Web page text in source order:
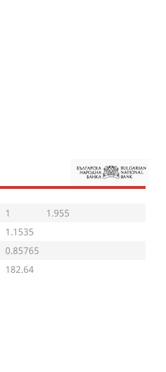
1
1.955
1.1535
0.85765
182.64